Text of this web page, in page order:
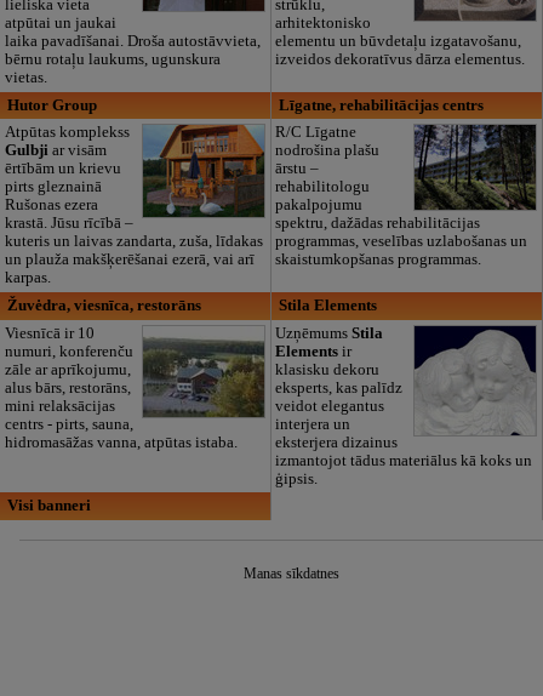
lieliska vieta
atpūtai un jaukai
laika pavadīšanai. Droša autostāvvieta,
bērnu rotaļu laukums, ugunskura
vietas.
strūklu,
arhitektonisko
elementu un būvdetaļu izgatavošanu,
izveidos dekoratīvus dārza elementus.
Hutor Group
Atpūtas komplekss
Gulbji ar visām
ērtībām un krievu
pirts gleznainā
Rušonas ezera
krastā. Jūsu rīcībā –
kuteris un laivas zandarta, zuša, līdakas
un plauža makšķerēšanai ezerā, vai arī
karpas.
Līgatne, rehabilitācijas centrs
R/C Līgatne
nodrošina plašu
ārstu –
rehabilitologu
pakalpojumu
spektru, dažādas rehabilitācijas
programmas, veselības uzlabošanas un
skaistumkopšanas programmas.
Žuvėdra, viesnīca, restorāns
Viesnīcā ir 10
numuri, konferenču
zāle ar aprīkojumu,
alus bārs, restorāns,
mini relaksācijas
centrs - pirts, sauna,
hidromasāžas vanna, atpūtas istaba.
Stila Elements
UzņēmumsStila
Elements ir
klasisku dekoru
eksperts, kas palīdz
veidot elegantus
interjera un
eksterjera dizainus
izmantojot tādus materiālus kā koks un
ģipsis.
Visi banneri
Manas sīkdatnes